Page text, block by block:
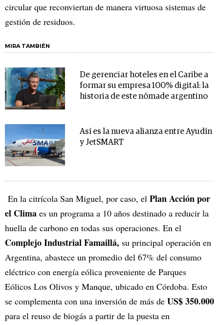
circular que reconviertan de manera virtuosa sistemas de
gestión de residuos.
MIRA TAMBIÉN
De gerenciar hoteles en el Caribe a
formar su empresa 100% digital: la
historia de este nómade argentino
Así es la nueva alianza entre Ayudín
y JetSMART
En la citrícola San Miguel, por caso, el Plan Acción por
el Clima es un programa a 10 años destinado a reducir la
huella de carbono en todas sus operaciones. En el
Complejo Industrial Famaillá, su principal operación en
Argentina, abastece un promedio del 67% del consumo
eléctrico con energía eólica proveniente de Parques
Eólicos Los Olivos y Manque, ubicado en Córdoba. Esto
se complementa con una inversión de más de US$ 350.000
para el reuso de biogás a partir de la puesta en